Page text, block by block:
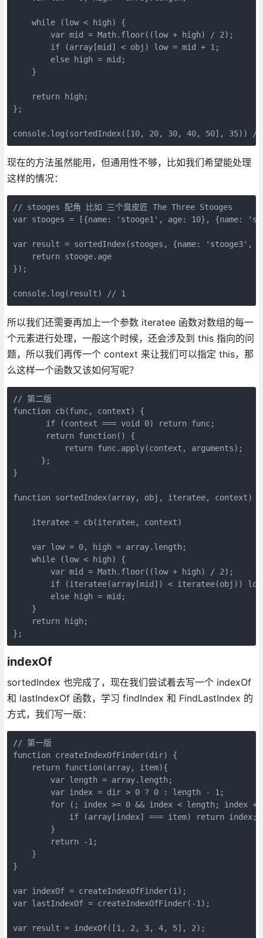
    while (low < high) {
        var mid = Math.floor((low + high) / 2);
        if (array[mid] < obj) low = mid + 1;
        else high = mid;
    }
    return high;
};
console.log(sortedIndex([10, 20, 30, 40, 50], 35))
现在的方法虽然能用，但通用性不够，比如我们希望能处理
这样的情况：
// stooges 配角 比如 三个臭皮匠 The Three Stooges
var stooges = [{name: 'stooge1', age: 10}, {name:
var result = sortedIndex(stooges, {name: 'stooge3',
    return stooge.age
});
console.log(result) // 1
所以我们还需要再加上一个参数 iteratee 函数对数组的每一
个元素进行处理，一般这个时候，还会涉及到 this 指向的问
题，所以我们再传一个 context 来让我们可以指定 this，那
么这样一个函数又该如何写呢？
// 第二版
function cb(func, context) {
       if (context === void 0) return func;
       return function() {
           return func.apply(context, arguments);
      };
}
function sortedIndex(array, obj, iteratee, context) {
    iteratee = cb(iteratee, context)
    var low = 0, high = array.length;
    while (low < high) {
        var mid = Math.floor((low + high) / 2);
if (iteratee(array[mid]) < iteratee(obj))
        else high = mid;
    }
    return high;
};
indexOf
sortedIndex 也完成了，现在我们尝试着去写一个 indexOf
和 lastIndexOf 函数，学习 findIndex 和 FindLastIndex 的
方式，我们写一版：
// 第一版
function createIndexOfFinder(dir) {
    return function(array, item){
        var length = array.length;
        var index = dir > 0 ? 0 : length - 1;
for (; index >= 0 && index < length; index
            if (array[index] === item) return index;
        }
        return -1;
    }
}
var indexOf = createIndexOfFinder(1);
var lastIndexOf = createIndexOfFinder(-1);
var result = indexOf([1, 2, 3, 4, 5], 2);